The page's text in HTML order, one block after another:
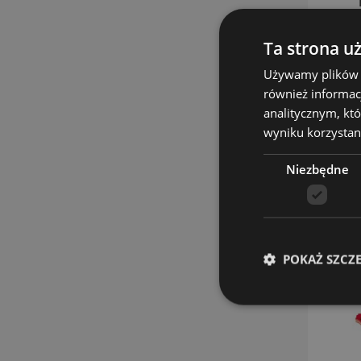
Ta strona
Używamy
również
analitycznym,
wyniku
Niezbędne
POKAŻ